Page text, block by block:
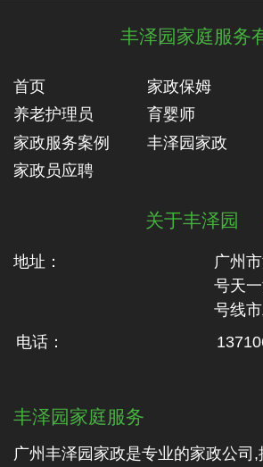
丰泽园家庭服务
首页 家政保姆
养老护理员
育婴师
家政服务案例
丰泽园家政
家政员应聘
关于丰泽园
地址：
广州
号天
号线
电话：
丰泽园家庭服务
广州丰泽园家政是专业的家政公司